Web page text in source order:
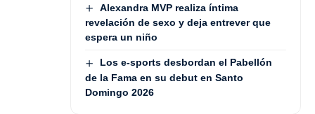
Alexandra MVP realiza íntima
revelación de sexo y deja entrever que
espera un niño
Los e-sports desbordan el Pabellón
de la Fama en su debut en Santo
Domingo 2026